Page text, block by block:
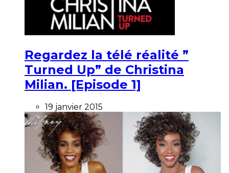
Regardez la télé réalité ”
Turned Up” de Christina
Milian. [Episode 1]
19 janvier 2015